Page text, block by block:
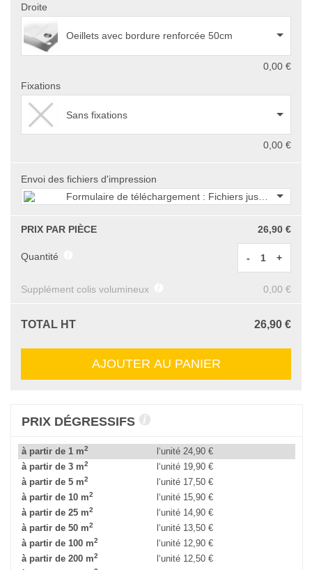
Droite
Oeillets avec bordure renforcée 50cm
0,00 €
Fixations
Sans fixations
0,00 €
Envoi des fichiers d'impression
Formulaire de téléchargement : Fichiers jusqu'à 750
PRIX PAR PIÈCE 26,90 €
Quantité - +
Supplément colis volumineux 0,00 €
TOTAL HT 26,90 €
AJOUTER AU PANIER
PRIX DÉGRESSIFS
à partir de 1 m2 l‘unité24,90 €
à partir de 3 m2 l‘unité 19,90 €
à partir de 5 m2 l‘unité 17,50 €
à partir de 10 m2 l‘unité 15,90 €
à partir de 25 m2 l‘unité 14,90 €
à partir de 50 m2 l‘unité 13,50 €
à partir de 100 m2 l‘unité 12,90 €
à partir de 200 m2 l‘unité 12,50 €